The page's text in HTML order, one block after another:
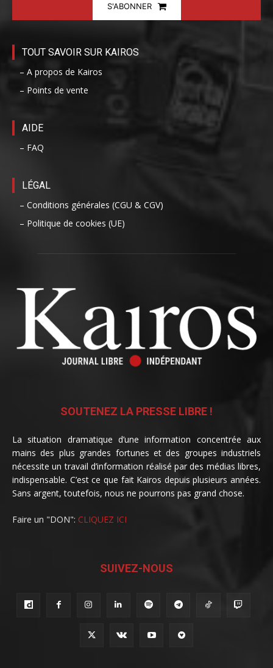
S'ABONNER
TOUT SAVOIR SUR KAIROS
– A propos de Kairos
– Points de vente
AIDE
– FAQ
LÉGAL
– Conditions générales (CGU & CGV)
– Politique de cookies (UE)
SOUTENEZ LA PRESSE LIBRE !
La situation dramatique d’une information concentrée aux
mains des plus grandes fortunes et des groupes industriels
nécessite un travail d’information réalisé par des médias libres,
indispensable. C’est ce que fait Kairos depuis plusieurs années.
Sans argent, toutefois, nous ne pourrons pas grand chose.
Faire un "DON": CLIQUEZ ICI
SUIVEZ-NOUS